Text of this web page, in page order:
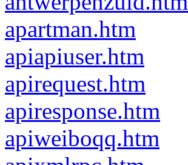
apartman.htm
apiapiuser.htm
apirequest.htm
apiresponse.htm
apiweiboqq.htm